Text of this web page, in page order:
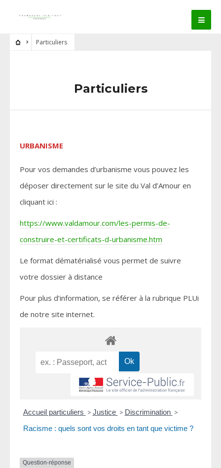
Particuliers
Particuliers
URBANISME
Pour vos demandes d’urbanisme vous pouvez les
déposer directement sur le site du Val d’Amour en
cliquant ici :
https://www.valdamour.com/les-permis-de-
construire-et-certificats-d-urbanisme.htm
Le format dématérialisé vous permet de suivre
votre dossier à distance
Pour plus d’information, se référer à la rubrique PLUi
de notre site internet.
Accueil particuliers > Justice > Discrimination >
Racisme : quels sont vos droits en tant que victime ?
Question-réponse